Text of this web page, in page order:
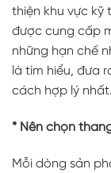
thiện khu vực kỹ
được cung cấp
những hạn chế
là tìm hiểu, đưa
cách hợp lý nhất.
* Nên chọn
Mỗi dòng sản